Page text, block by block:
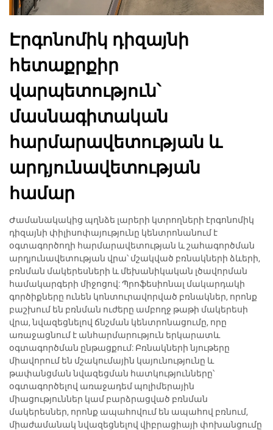
Էրգոնոմիկ դիզայնի
հետաքրքիր
վարպետություն՝
մասնագիտական
հարմարավետության և
արդյունավետության
համար
Ժամանակակից պղնձե լարերի կտրողների էրգոնոմիկ
դիզայնի փիլիսոփայությունը կենտրոնանում է
օգտագործողի հարմարավետության և շահագործման
արդյունավետության վրա՝ մշակված բռնակների ձևերի,
բռնման մակերեսների և մեխանիկական լծավորման
համակարգերի միջոցով: Պրոֆեսիոնալ մակարդակի
գործիքները ունեն կոնտուրավորված բռնակներ, որոնք
բաշխում են բռնման ուժերը ամբողջ թաթի մակերեսի
վրա, նվազեցնելով ճնշման կենտրոնացումը, որը
առաջացնում է անհարմարություն երկարատև
օգտագործման ընթացքում: Բռնակների նյութերը
միավորում են մշակումային կայունությունը և
թափանցման նվազեցման հատկությունները՝
օգտագործելով առաջադեմ պոլիմերային
միացություններ կամ բարձրացված բռնման
մակերեսներ, որոնք ապահովում են ապահով բռնում,
միաժամանակ նվազեցնելով վիբրացիայի փոխանցումը